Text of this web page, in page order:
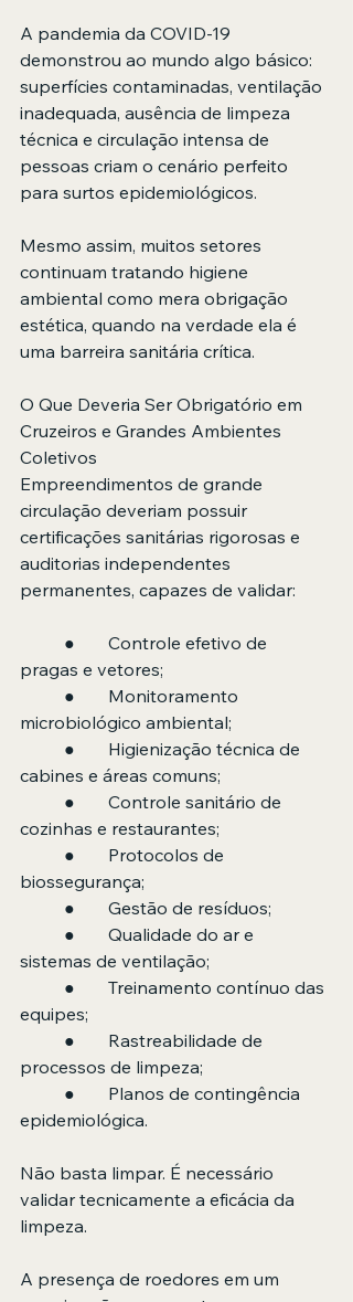
A pandemia da COVID-19
demonstrou ao mundo algo básico:
superfícies contaminadas, ventilação
inadequada, ausência de limpeza
técnica e circulação intensa de
pessoas criam o cenário perfeito
para surtos epidemiológicos.
Mesmo assim, muitos setores
continuam tratando higiene
ambiental como mera obrigação
estética, quando na verdade ela é
uma barreira sanitária crítica.
O Que Deveria Ser Obrigatório em
Cruzeiros e Grandes Ambientes
Coletivos
Empreendimentos de grande
circulação deveriam possuir
certificações sanitárias rigorosas e
auditorias independentes
permanentes, capazes de validar:
pragas e vetores;
microbiológico ambiental;
cabines e áreas comuns;
cozinhas e restaurantes;
biossegurança;
	●	Gestão de resíduos;
sistemas de ventilação;
equipes;
processos de limpeza;
epidemiológica.
Não basta limpar. É necessário
validar tecnicamente a eficácia da
limpeza.
A presença de roedores em um